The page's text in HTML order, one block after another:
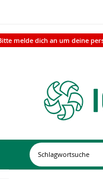
melde dich an um deine